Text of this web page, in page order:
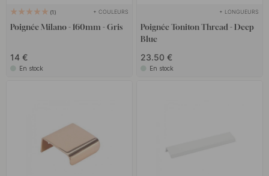
1 + COULEURS
Poignée Milano - 160mm - Gris
14 €
En stock
+ LONGUEURS
Poignée Toniton Thread - Deep
Blue
23.50 €
En stock